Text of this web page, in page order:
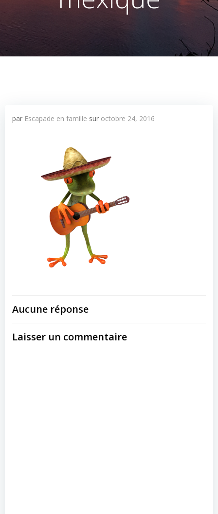
par Escapade en famille sur octobre 24, 2016
Aucune réponse
Laisser un commentaire